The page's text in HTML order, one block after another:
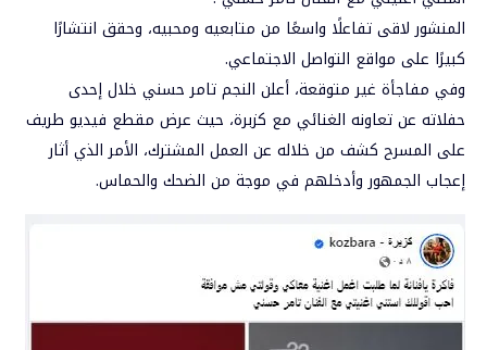
المنشور لاقى تفاعلًا واسعًا من متابعيه ومحبيه، وحقق انتشارًا
كبيرًا على مواقع التواصل الاجتماعي.
وفي مفاجأة غير متوقعة، أعلن النجم تامر حسني خلال إحدى
حفلاته عن تعاونه الغنائي مع كزبرة، حيث عرض مقطع فيديو طريف
على المسرح كشف من خلاله عن العمل المشترك، الأمر الذي أثار
إعجاب الجمهور وأدخلهم في موجة من الضحك والحماس.